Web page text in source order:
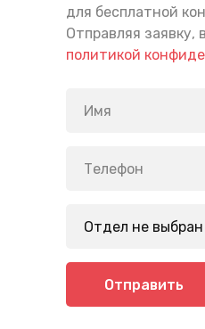
для бесплатной
Отправляя заявку,
политикой
Отправить